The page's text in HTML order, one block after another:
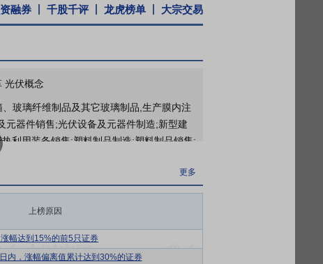
2026年05月14日公布2025年年报分红，股权登记日：2026年05月20日；除权除息日：2026年05月21日；分配方案：10派0.75元(含税,扣税后0.675元)[正式]
更多
融券 千股千评 龙虎榜单 大宗交易
光伏概念
玻璃纤维制品及其它玻璃制品,生产膜内注
器件销售;光伏设备及元器件制造;新型建
利用装备销售;塑料制品制造;塑料制品销售;
一类医疗器械销售;第一类医疗器械生产;第
膜加工;门窗销售;新材料技术研发;玻璃制造;
制造;玻璃纤维及制品制造;日用玻璃制品制
品销售;日用玻璃制品销售;功能玻璃和新
家用电器制造;家用电器销售;家用电器研发;
工程施工;工程技术服务(规划管理、勘
更多
上榜原因
涨幅达到15%的前5只证券
日内，涨幅偏离值累计达到30%的证券